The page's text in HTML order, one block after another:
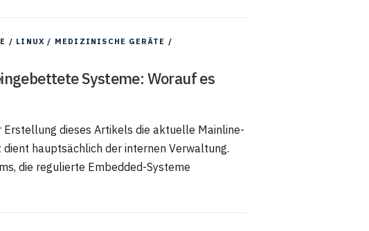
/ LINUX / MEDIZINISCHE GERÄTE /
Systeme: Worauf es
dieses Artikels die aktuelle Mainline-
hauptsächlich der internen Verwaltung.
die regulierte Embedded-Systeme